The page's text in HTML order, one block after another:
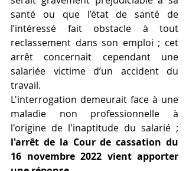
santé ou que l’état de santé de
l’intéressé fait obstacle à tout
reclassement dans son emploi ; cet
arrêt concernait cependant une
salariée victime d’un accident du
travail.
L'interrogation demeurait face à une
maladie non professionnelle à
l'arrêt de la Cour de cassation du
16 novembre 2022 vient apporter